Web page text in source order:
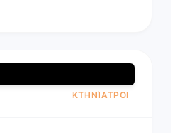
ΚΤΗΝΊΑΤΡΟΙ